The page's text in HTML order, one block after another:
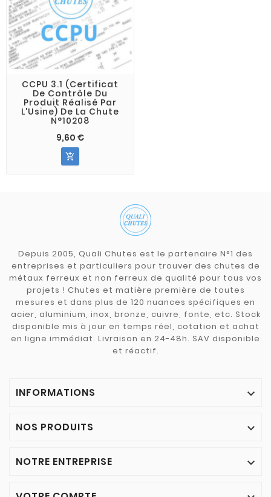
CCPU 3.1 (Certificat
De Contrôle Du
Produit Réalisé Par
L'Usine) De La Chute
N°10208
9,60 €

Depuis 2005, Quali Chutes est le partenaire N°1 des
entreprises et particuliers pour trouver des chutes de
métaux ferreux et non ferreux de qualité pour tous vos
projets ! Chutes et matière première de toutes
mesures et dans plus de 120 nuances spécifiques en
acier, aluminium, inox, bronze, cuivre, fonte, etc. Stock
disponible mis à jour en temps réel, cotation et achat
en ligne immédiat. Livraison en 24-48h. SAV disponible
et réactif.
INFORMATIONS 
NOS PRODUITS 
NOTRE ENTREPRISE 